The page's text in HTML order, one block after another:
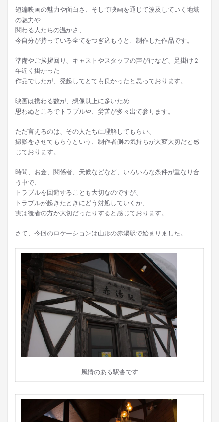
短編映画の魅力や面白さ、そして映画を通じて波及していく地域
の魅力や
関わる人たちの温かさ、
今自分が持っている全てをつぎ込もうと、制作した作品です。
準備やご挨拶回り、キャストやスタッフの声がけなど、足掛け２
年近く掛かった
作品でしたが、発起してとても良かったと思っております。
映画は携わる数が、想像以上に多いため、
思わぬところでトラブルや、労苦が多々出て参ります。
ただ言えるのは、その人たちに理解してもらい、
撮影をさせてもらうという、制作者側の気持ちが大変大切だと感
じております。
時間、お金、関係者、天候などなど、いろいろな条件が重なり合
う中で、
トラブルを回避することも大切なのですが、
トラブルが起きたときにどう対処していくか、
実は後者の方が大切だったりすると感じております。
さて、今回のロケーションは山形の赤湯駅で始まりました。
風情のある駅舎です